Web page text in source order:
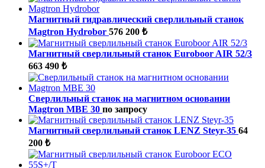
Магнитный гидравлический сверлильный станок
Magtron Hydrobor 576 200 ₺
Магнитный сверлильный станок Euroboor AIR 52/3
663 490 ₺
Сверлильный станок на магнитном основании
Magtron MBE 30 по запросу
Магнитный сверлильный станок LENZ Steyr-35 64
200 ₺